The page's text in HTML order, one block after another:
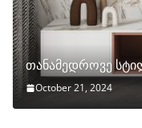
თანამედროვე
October 21, 2024